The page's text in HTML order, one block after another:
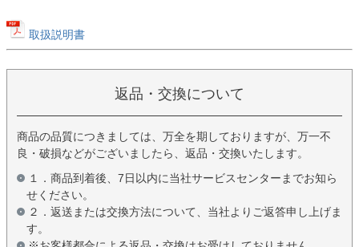
取扱説明書
返品・交換について
商品の品質につきましては、万全を期しておりますが、万一不
良・破損などがございましたら、返品・交換いたします。
１．商品到着後、7日以内に当社サービスセンターまでお知ら
せください。
２．返送または交換方法について、当社よりご返答申し上げま
す。